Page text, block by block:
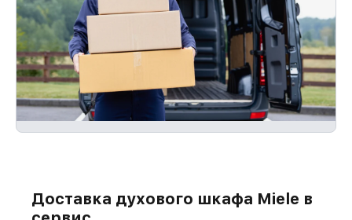
Доставка духового шкафа Miele в